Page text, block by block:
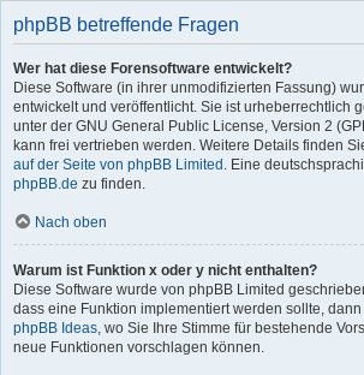
phpBB betreffende Fragen
Wer hat diese Forensoftware entwickelt?
Diese Software (in ihrer unmodifizierten Fassung)
entwickelt und veröffentlicht. Sie ist urheberrechtlich
unter der GNU General Public License, Version 2
kann frei vertrieben werden. Weitere Details finden
auf der Seite von phpBB Limited . Eine
phpBB.de zu finden.
Nach oben
Warum ist Funktion x oder y nicht enthalten?
Diese Software wurde von phpBB Limited
dass eine Funktion implementiert werden sollte,
phpBB Ideas, wo Sie Ihre Stimme für bestehende
neue Funktionen vorschlagen können.